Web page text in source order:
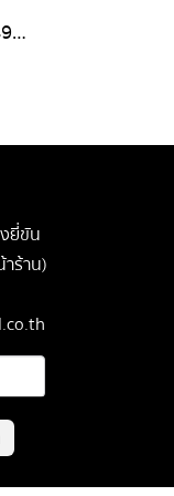
Patek Philippe Twenty-4 4910/10A
ยี่ขัน
ร้าน)